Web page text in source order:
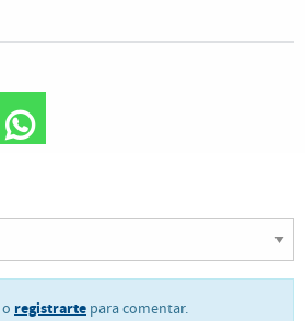
o registrarte para comentar.